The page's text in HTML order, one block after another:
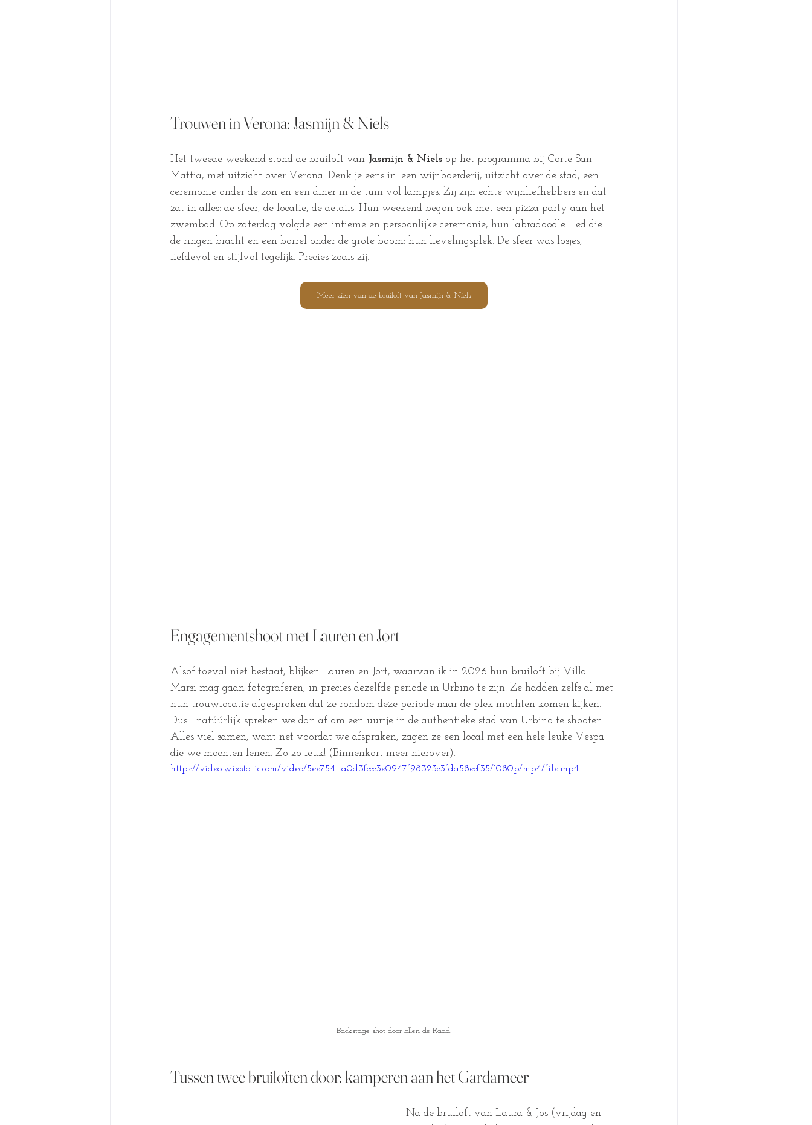
Trouwen in Verona: Jasmijn & Niels
Het tweede weekend stond de bruiloft van Jasmijn & Niels op het programma bij Corte San
Mattia, met uitzicht over Verona. Denk je eens in: een wijnboerderij, uitzicht over de stad, een
ceremonie onder de zon en een diner in de tuin vol lampjes. Zij zijn echte wijnliefhebbers en dat
zat in alles: de sfeer, de locatie, de details. Hun weekend begon ook met een pizza party aan het
zwembad. Op zaterdag volgde een intieme en persoonlijke ceremonie, hun labradoodle Ted die
de ringen bracht en een borrel onder de grote boom: hun lievelingsplek. De sfeer was losjes,
liefdevol en stijlvol tegelijk. Precies zoals zij.
Meer zien van de bruiloft van Jasmijn & Niels
Engagementshoot met Lauren en Jort
Alsof toeval niet bestaat, blijken Lauren en Jort, waarvan ik in 2026 hun bruiloft bij Villa
Marsi mag gaan fotograferen, in precies dezelfde periode in Urbino te zijn. Ze hadden zelfs al met
hun trouwlocatie afgesproken dat ze rondom deze periode naar de plek mochten komen kijken.
Dus… natúúrlijk spreken we dan af om een uurtje in de authentieke stad van Urbino te shooten.
Alles viel samen, want net voordat we afspraken, zagen ze een local met een hele leuke Vespa
die we mochten lenen. Zo zo leuk! (Binnenkort meer hierover).
https://video.wixstatic.com/video/5ee754_a0d3fccc3e0947f98323c3fda58ecf35/1080p/mp4/file.mp4
Backstage shot door Ellen de Raad.
Tussen twee bruiloften door: kamperen aan het Gardameer
Na de bruiloft van Laura & Jos (vrijdag en